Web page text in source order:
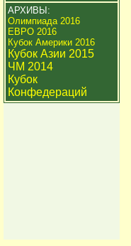
АРХИВЫ:
Олимпиада 2016
ЕВРО 2016
Кубок Америки 2016
Кубок Азии 2015
ЧМ 2014
Кубок
Конфедераций